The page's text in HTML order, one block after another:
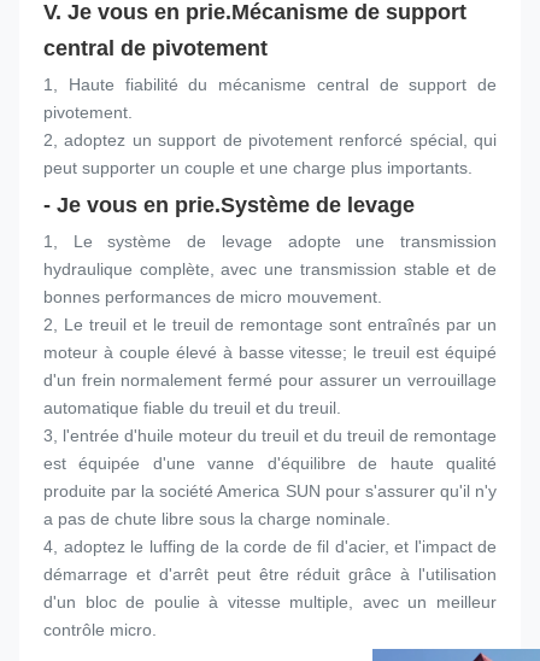
V. Je vous en prie.Mécanisme de support
central de pivotement
1, Haute fiabilité du mécanisme central de support de
pivotement.
2, adoptez un support de pivotement renforcé spécial, qui
peut supporter un couple et une charge plus importants.
- Je vous en prie.Système de levage
1, Le système de levage adopte une transmission
hydraulique complète, avec une transmission stable et de
bonnes performances de micro mouvement.
2, Le treuil et le treuil de remontage sont entraînés par un
moteur à couple élevé à basse vitesse; le treuil est équipé
d'un frein normalement fermé pour assurer un verrouillage
automatique fiable du treuil et du treuil.
3, l'entrée d'huile moteur du treuil et du treuil de remontage
est équipée d'une vanne d'équilibre de haute qualité
produite par la société America SUN pour s'assurer qu'il n'y
a pas de chute libre sous la charge nominale.
4, adoptez le luffing de la corde de fil d'acier, et l'impact de
démarrage et d'arrêt peut être réduit grâce à l'utilisation
d'un bloc de poulie à vitesse multiple, avec un meilleur
contrôle micro.